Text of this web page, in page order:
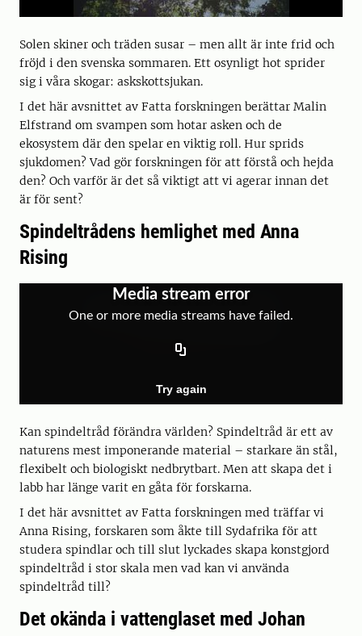
Solen skiner och träden susar – men allt är inte frid och
fröjd i den svenska sommaren. Ett osynligt hot sprider
sig i våra skogar: askskottsjukan.
I det här avsnittet av Fatta forskningen berättar Malin
Elfstrand om svampen som hotar asken och de
ekosystem där den spelar en viktig roll. Hur sprids
sjukdomen? Vad gör forskningen för att förstå och hejda
den? Och varför är det så viktigt att vi agerar innan det
är för sent?
Spindeltrådens hemlighet med Anna
Rising
Kan spindeltråd förändra världen? Spindeltråd är ett av
naturens mest imponerande material – starkare än stål,
flexibelt och biologiskt nedbrytbart. Men att skapa det i
labb har länge varit en gåta för forskarna.
I det här avsnittet av Fatta forskningen med träffar vi
Anna Rising, forskaren som åkte till Sydafrika för att
studera spindlar och till slut lyckades skapa konstgjord
spindeltråd i stor skala men vad kan vi använda
spindeltråd till?
Det okända i vattenglaset med Johan